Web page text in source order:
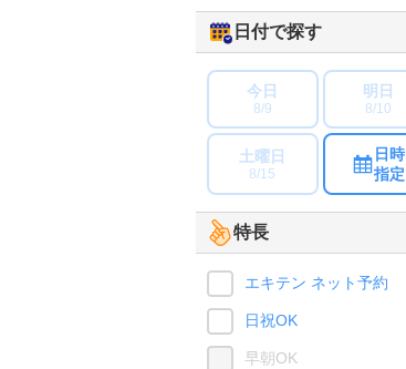
日付で探す
今日
8/9
明日
8/10
土曜日
8/15
日時
指定
特長
エキテン ネット予約
日祝OK
早朝OK